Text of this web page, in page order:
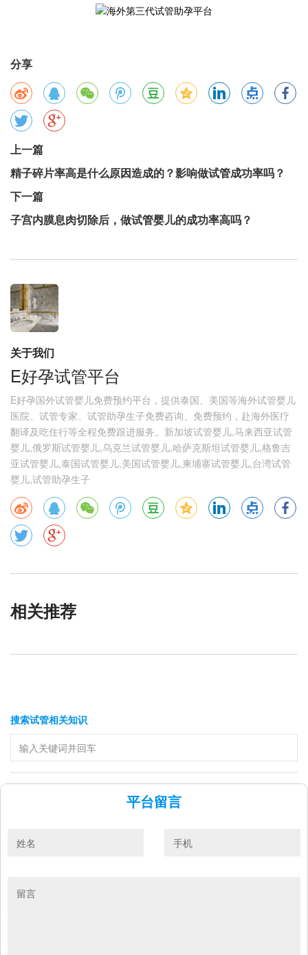
分享
上一篇
精子碎片率高是什么原因造成的？影响做试管成功率吗？
下一篇
子宫内膜息肉切除后，做试管婴儿的成功率高吗？
关于我们
E好孕试管平台
E好孕国外试管婴儿免费预约平台，提供泰国、美国等海外试管婴儿
医院、试管专家、试管助孕生子免费咨询、免费预约，赴海外医疗
翻译及吃住行等全程免费跟进服务。新加坡试管婴儿,马来西亚试管
婴儿,俄罗斯试管婴儿,乌克兰试管婴儿,哈萨克斯坦试管婴儿,格鲁吉
亚试管婴儿,泰国试管婴儿,美国试管婴儿,柬埔寨试管婴儿,台湾试管
婴儿,试管助孕生子
相关推荐
搜索试管相关知识
平台留言